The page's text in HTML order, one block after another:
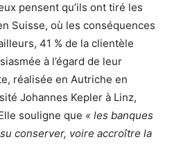
pensent qu’ils ont tiré les
Suisse, où les conséquences
41 % de la clientèle
à l’égard de leur
réalisée en Autriche en
Johannes Kepler à Linz,
souligne que « les banques
conserver, voire accroître la